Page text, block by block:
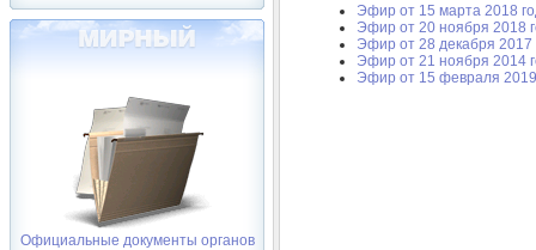
Официальные документы органов
Эфир от 15 марта 2018
Эфир от 20 ноября 2018
Эфир от 28 декабря 2017
Эфир от 21 ноября 2014
Эфир от 15 февраля